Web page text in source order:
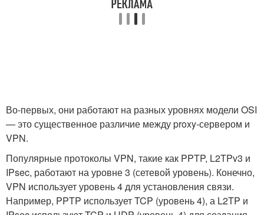
Во-первых, они работают на разных уровнях модели OSI
— это существенное различие между proxy-сервером и
VPN.
Популярные протоколы VPN, такие как PPTP, L2TPv3 и
IPsec, работают на уровне 3 (сетевой уровень). Конечно,
VPN использует уровень 4 для установления связи.
Например, PPTP использует TCP (уровень 4), а L2TP и